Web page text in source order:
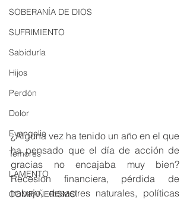
SOBERANÍA DE DIOS
SUFRIMIENTO
Sabiduría
Hijos
Perdón
Dolor
Evangelio
Temores
LAMENTO
COMPAÑERISMO
¿Alguna vez ha tenido un año en el que
ha pensado que el día de acción de
gracias no encajaba muy bien?
Recesión financiera, pérdida de
trabajo, desastres naturales, políticas